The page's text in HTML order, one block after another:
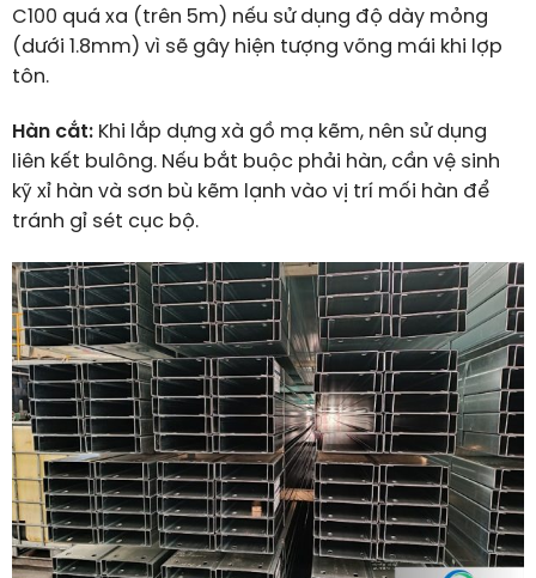
C100 quá xa (trên 5m) nếu sử dụng độ dày mỏng
(dưới 1.8mm) vì sẽ gây hiện tượng võng mái khi lợp
tôn.
Hàn cắt:Khi lắp dựng xà gồ mạ kẽm, nên sử dụng
liên kết bulông. Nếu bắt buộc phải hàn, cần vệ sinh
kỹ xỉ hàn và sơn bù kẽm lạnh vào vị trí mối hàn để
tránh gỉ sét cục bộ.